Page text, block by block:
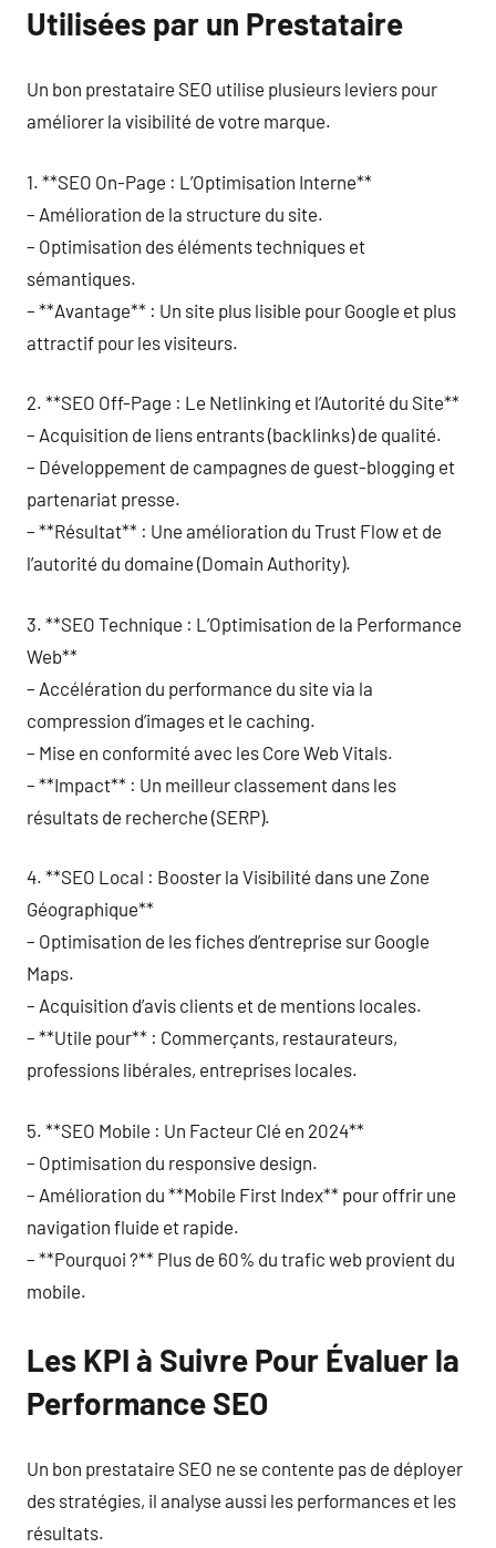
Utilisées par un Prestataire
Un bon prestataire SEO utilise plusieurs leviers pour
améliorer la visibilité de votre marque.
1. **SEO On-Page : L’Optimisation Interne**
– Amélioration de la structure du site.
– Optimisation des éléments techniques et
sémantiques.
– **Avantage** : Un site plus lisible pour Google et plus
attractif pour les visiteurs.
2. **SEO Off-Page : Le Netlinking et l’Autorité du Site**
– Acquisition de liens entrants (backlinks) de qualité.
– Développement de campagnes de guest-blogging et
partenariat presse.
– **Résultat** : Une amélioration du Trust Flow et de
l’autorité du domaine (Domain Authority).
3. **SEO Technique : L’Optimisation de la Performance
Web**
– Accélération du performance du site via la
compression d’images et le caching.
– Mise en conformité avec les Core Web Vitals.
– **Impact** : Un meilleur classement dans les
résultats de recherche (SERP).
4. **SEO Local : Booster la Visibilité dans une Zone
Géographique**
– Optimisation de les fiches d’entreprise sur Google
Maps.
– Acquisition d’avis clients et de mentions locales.
– **Utile pour** : Commerçants, restaurateurs,
professions libérales, entreprises locales.
5. **SEO Mobile : Un Facteur Clé en 2024**
– Optimisation du responsive design.
– Amélioration du **Mobile First Index** pour offrir une
navigation fluide et rapide.
– **Pourquoi ?** Plus de 60% du trafic web provient du
mobile.
Les KPI à Suivre Pour Évaluer la
Performance SEO
Un bon prestataire SEO ne se contente pas de déployer
des stratégies, il analyse aussi les performances et les
résultats.